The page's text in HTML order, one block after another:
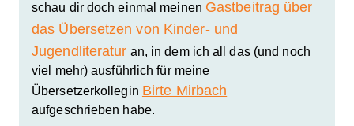
schau dir doch einmal meinen Gastbeitrag über
das Übersetzen von Kinder- und
Jugendliteratur an, in dem ich all das (und noch
viel mehr) ausführlich für meine
Übersetzerkollegin Birte Mirbach
aufgeschrieben habe.